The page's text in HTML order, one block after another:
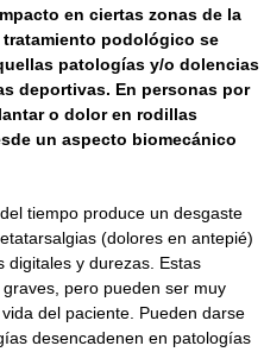
en ciertas zonas de la
podológico se
patologías y/o dolencias
deportivas. En personas por
o dolor en rodillas
un aspecto biomecánico
tiempo produce un desgaste
(dolores en antepié)
digitales y durezas. Estas
pero pueden ser muy
del paciente. Pueden darse
desencadenen en patologías